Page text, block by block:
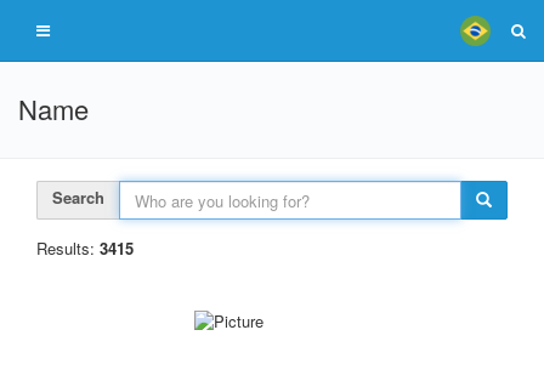
Name
Search
Results: 3415